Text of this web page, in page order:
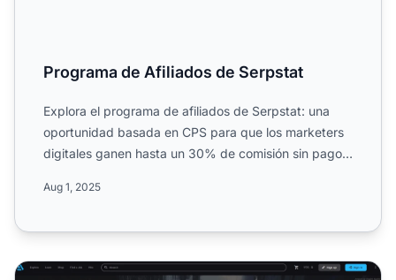
Programa de Afiliados de Serpstat
Explora el programa de afiliados de Serpstat: una
oportunidad basada en CPS para que los marketers
digitales ganen hasta un 30% de comisión sin pago
Aug 1, 2025
Programa de Afiliados de ArtStation